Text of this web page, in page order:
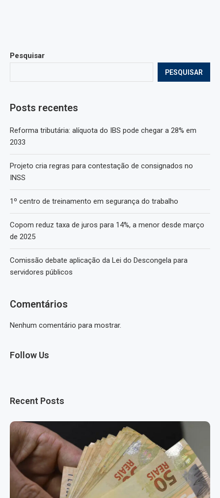
Pesquisar
PESQUISAR
Posts recentes
Reforma tributária: alíquota do IBS pode chegar a 28% em
2033
Projeto cria regras para contestação de consignados no
INSS
1º centro de treinamento em segurança do trabalho
Copom reduz taxa de juros para 14%, a menor desde março
de 2025
Comissão debate aplicação da Lei do Descongela para
servidores públicos
Comentários
Nenhum comentário para mostrar.
Follow Us
Recent Posts